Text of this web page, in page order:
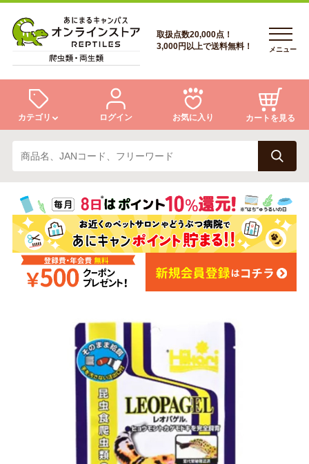
会員登録
あにまるキャンパスについて
アフターサービス
お買い物ガイド
お問い合わせ
取扱点数20,000点！
3,000円以上で送料無料！
メニュー
カテゴリ
トカゲ ヘビ
カメ 両生類
ログイン お気に入り カートを見る
あにまるキャンパスについて
アフターサービス
商品リクエスト
お問い合わせ